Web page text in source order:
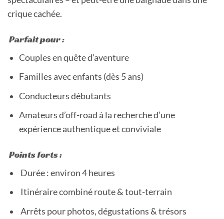
crique cachée.
Parfait pour :
Couples en quête d’aventure
Familles avec enfants (dès 5 ans)
Conducteurs débutants
Amateurs d’off-road à la recherche d’une
expérience authentique et conviviale
Points forts :
Durée : environ 4 heures
Itinéraire combiné route & tout-terrain
Arrêts pour photos, dégustations & trésors